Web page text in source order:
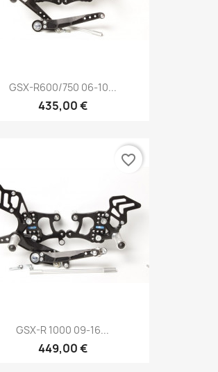
GSX-R600/750 06-10...
435,00 €
GSX-R 1000 09-16...
449,00 €
favorite_border